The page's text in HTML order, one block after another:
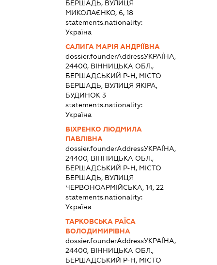
БЕРШАДЬ, ВУЛИЦЯ
МИКОЛАЄНКО, 6, 18
statements.nationality:
Україна
САЛИГА МАРІЯ АНДРІЇВНА
dossier.founderAddressУКРАЇНА,
24400, ВІННИЦЬКА ОБЛ.,
БЕРШАДСЬКИЙ Р-Н, МІСТО
БЕРШАДЬ, ВУЛИЦЯ ЯКІРА,
БУДИНОК 3
statements.nationality:
Україна
ВІХРЕНКО ЛЮДМИЛА
ПАВЛІВНА
dossier.founderAddressУКРАЇНА,
24400, ВІННИЦЬКА ОБЛ.,
БЕРШАДСЬКИЙ Р-Н, МІСТО
БЕРШАДЬ, ВУЛИЦЯ
ЧЕРВОНОАРМІЙСЬКА, 14, 22
statements.nationality:
Україна
ТАРКОВСЬКА РАЇСА
ВОЛОДИМИРІВНА
dossier.founderAddressУКРАЇНА,
24400, ВІННИЦЬКА ОБЛ.,
БЕРШАДСЬКИЙ Р-Н, МІСТО